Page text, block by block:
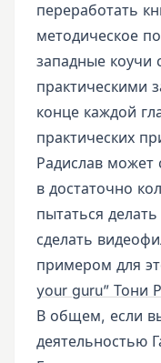
переработать
методическое
западные коучи
практическими
конце каждой
практических
Радислав может
в достаточно
пытаться
сделать
примером для
your guru” Тони
В общем, если
деятельностью